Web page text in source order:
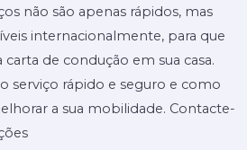
não são apenas rápidos, mas
internacionalmente, para que
de condução em sua casa.
serviço rápido e seguro e como
a sua mobilidade. Contacte-